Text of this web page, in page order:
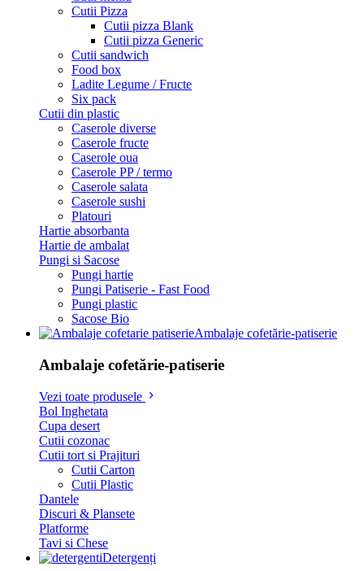
Cutii Pizza
Cutii pizza Blank
Cutii pizza Generic
Cutii sandwich
Food box
Ladite Legume / Fructe
Six pack
Cutii din plastic
Caserole diverse
Caserole fructe
Caserole oua
Caserole PP / termo
Caserole salata
Caserole sushi
Platouri
Hartie absorbanta
Hartie de ambalat
Pungi si Sacose
Pungi hartie
Pungi Patiserie - Fast Food
Pungi plastic
Sacose Bio
Ambalaje cofetărie-patiserie
Ambalaje cofetărie-patiserie
Vezi toate produsele
Bol Inghetata
Cupa desert
Cutii cozonac
Cutii tort si Prajituri
Cutii Carton
Cutii Plastic
Dantele
Discuri & Plansete
Platforme
Tavi si Chese
Detergenți